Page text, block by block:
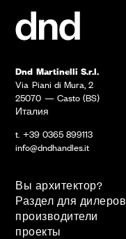
Dnd Martinelli S.r.l.
Via Piani di Mura, 2
25070 — Casto (BS)
Италия
t. +39 0365 899113
info@dndhandles.it
Вы архитектор?
Раздел для дилеров
производители
проекты